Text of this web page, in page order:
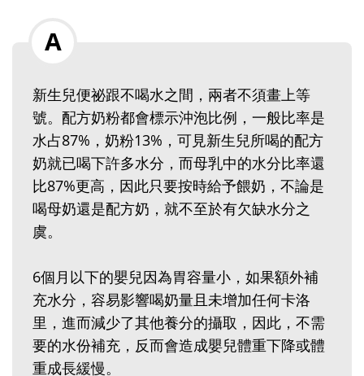
新生兒便祕跟不喝水之間，兩者不須畫上等
號。配方奶粉都會標示沖泡比例，一般比率是
水占87%，奶粉13%，可見新生兒所喝的配方
奶就已喝下許多水分，而母乳中的水分比率還
比87%更高，因此只要按時給予餵奶，不論是
喝母奶還是配方奶，就不至於有欠缺水分之
虞。
6個月以下的嬰兒因為胃容量小，如果額外補
充水分，容易影響喝奶量且未增加任何卡洛
里，進而減少了其他養分的攝取，因此，不需
要的水份補充，反而會造成嬰兒體重下降或體
重成長緩慢。